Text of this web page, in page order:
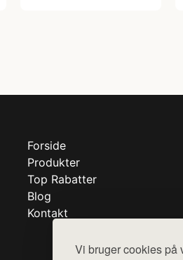
Vi bruger cookies på
Forside
Produkter
Top Rabatter
Blog
Kontakt